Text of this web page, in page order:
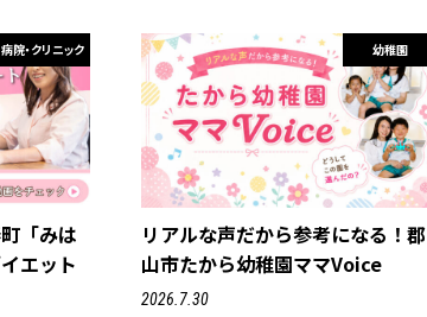
病院・クリニック
「みは
エット
幼稚園
リアルな声だから参考になる！郡
山市たから幼稚園ママVoice
2026.7.30